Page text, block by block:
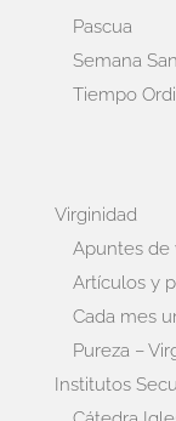
Pascua
Semana
Tiempo
Virginidad
Apuntes de
Artículos y
Cada mes
Pureza –
Institutos